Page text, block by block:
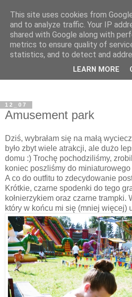
12_07
Amusement park
Dziś, wybrałam się na małą
było zbyt wiele atrakcji, ale dużo
domu :) Trochę pochodziliśmy,
koniec poszliśmy do miniaturowego
A co do outfitu to zdecydowanie
Krótkie, czarne spodenki do tego
kołnierzykiem oraz czarne trampki.
który w końcu mi się (mniej więcej)
This site uses cookies from
and to analyze traffic. Your IP
shared with Google along with
metrics to ensure quality of
statistics, and to detect and
LEARN MORE